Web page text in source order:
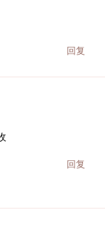
回复
回复